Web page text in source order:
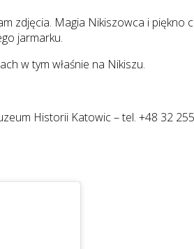
zdjęcia. Magia Nikiszowca i piękno
jarmarku.
w tym właśnie na Nikiszu.
Historii Katowic – tel. +48 32